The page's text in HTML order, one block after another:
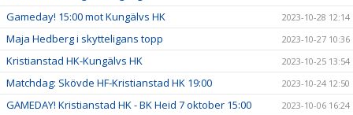
Gameday! 15:00 mot Kungälvs HK 2023-10-28 12:14
Maja Hedberg i skytteligans topp 2023-10-27 10:36
Kristianstad HK-Kungälvs HK 2023-10-25 13:54
Matchdag: Skövde HF-Kristianstad HK 19:00 2023-10-24 12:50
GAMEDAY! Kristianstad HK - BK Heid 7 oktober 15:00 2023-10-06 16:24